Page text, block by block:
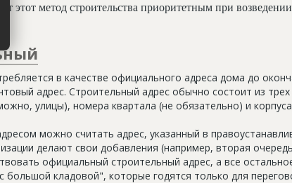
этот метод строительства приоритетным при
в качестве официального адреса дома до
адрес. Строительный адрес обычно состоит из трех
улицы), номера квартала (не обязательно) и
можно считать адрес, указанный в
делают свои добавления (например, вторая
официальный строительный адрес, а все
большой кладовой", которые годятся только для